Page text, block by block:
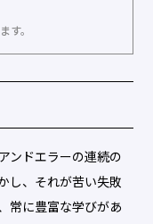
す。
ンドエラーの連続の
し、それが苦い失敗
常に豊富な学びがあ